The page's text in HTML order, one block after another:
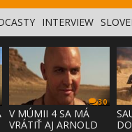
INTERVIEW
30
V MÚMII 4 SA MÁ
VRÁTIŤ AJ ARNOLD